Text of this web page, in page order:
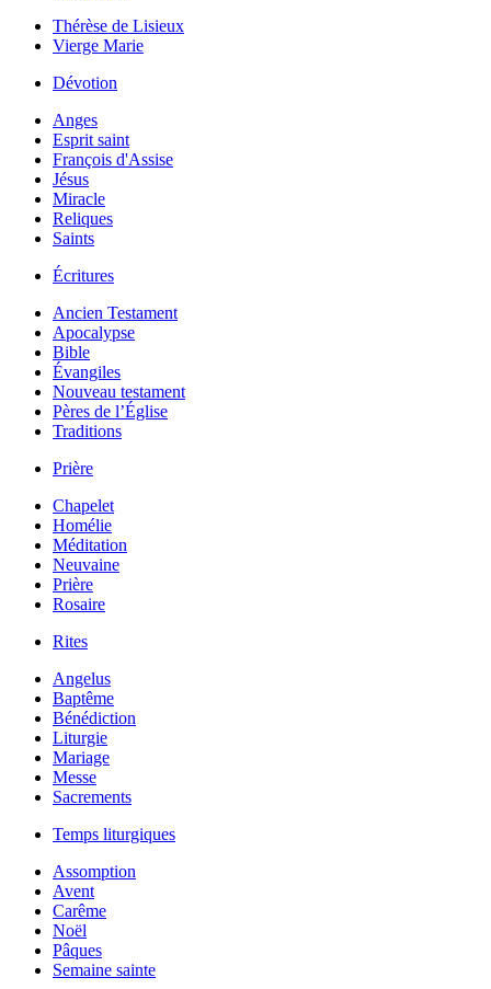
Thérèse de Lisieux
Vierge Marie
Dévotion
Anges
Esprit saint
François d'Assise
Jésus
Miracle
Reliques
Saints
Écritures
Ancien Testament
Apocalypse
Bible
Évangiles
Nouveau testament
Pères de l’Église
Traditions
Prière
Chapelet
Homélie
Méditation
Neuvaine
Prière
Rosaire
Rites
Angelus
Baptême
Bénédiction
Liturgie
Mariage
Messe
Sacrements
Temps liturgiques
Assomption
Avent
Carême
Noël
Pâques
Semaine sainte